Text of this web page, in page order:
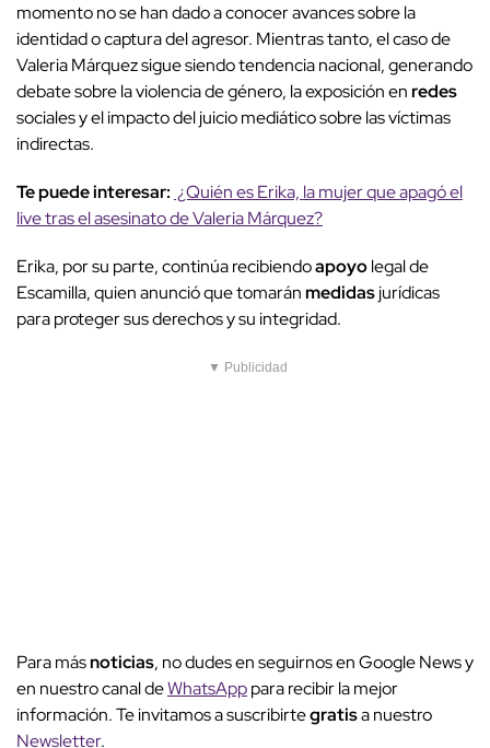
momento no se han dado a conocer avances sobre la
identidad o captura del agresor. Mientras tanto, el caso de
Valeria Márquez sigue siendo tendencia nacional, generando
debate sobre la violencia de género, la exposición enredes
sociales y el impacto del juicio mediático sobre las víctimas
indirectas.
Te puede interesar: ¿Quién es Erika, la mujer que apagó el
live tras el asesinato de Valeria Márquez?
Erika, por su parte, continúa recibiendoapoyolegal de
Escamilla, quien anunció que tomaránmedidasjurídicas
para proteger sus derechos y su integridad.
▼ Publicidad
Para másnoticias, no dudes en seguirnos en Google News y
en nuestro canal deWhatsApppara recibir la mejor
información. Te invitamos a suscribirtegratisa nuestro
Newsletter.